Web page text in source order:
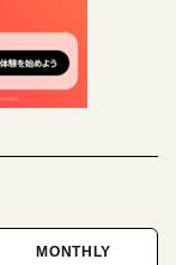
MONTHLY